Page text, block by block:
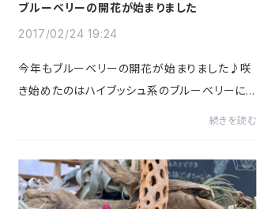
ブルーベリーの開花が始まりました
2017/02/24 19:24
今年もブルーベリーの開花が始まりました♪咲
き始めたのはハイブッシュ系のブルーベリーに
なります！この後にラビットアイ系の品種も咲き
早くなります。６月からの販...
続きを読む